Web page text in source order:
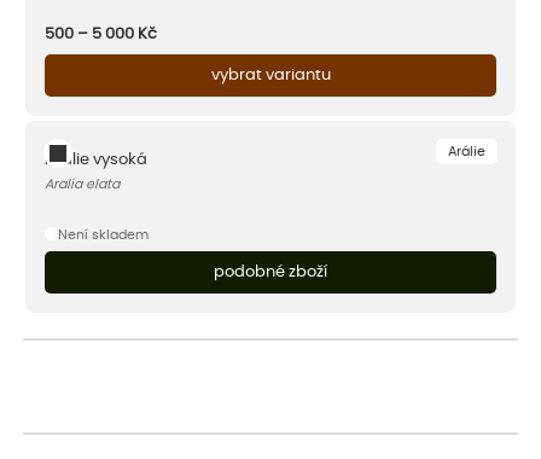
500 – 5 000 Kč
vybrat variantu
Arálie
Arálie vysoká
Aralia elata
Není skladem
podobné zboží